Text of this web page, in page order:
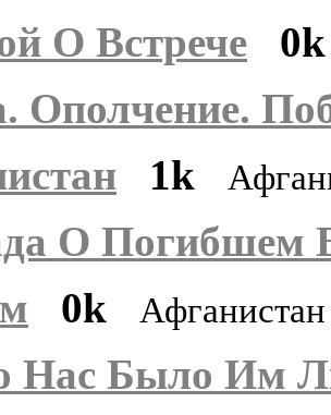
О Встрече
0k
Ополчение.
1k
О Погибшем
0k Афганистан
Нас Было Им